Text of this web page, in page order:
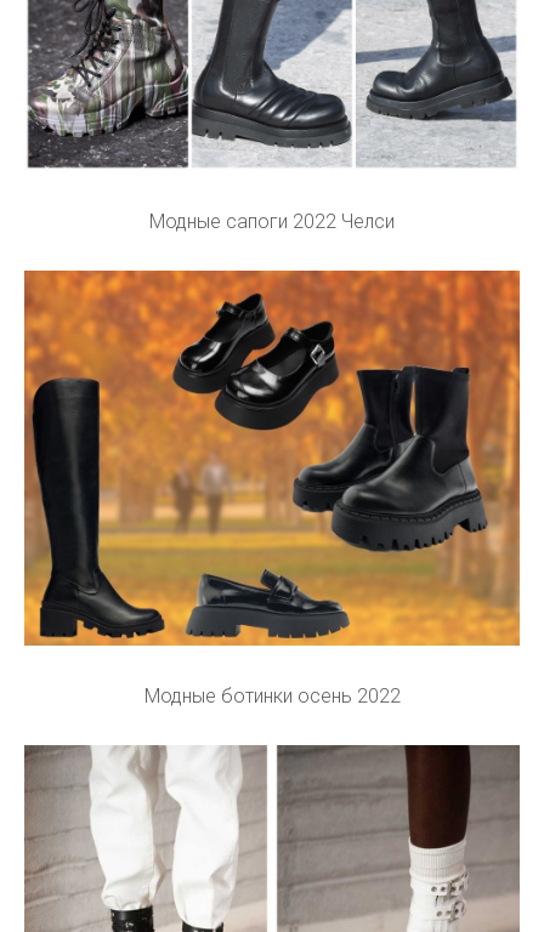
Модные сапоги 2022 Челси
Модные ботинки осень 2022